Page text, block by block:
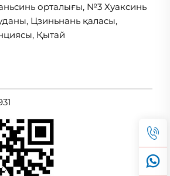
орталығы, №3 Хуаксинь
Цзиньнань қаласы,
Қытай